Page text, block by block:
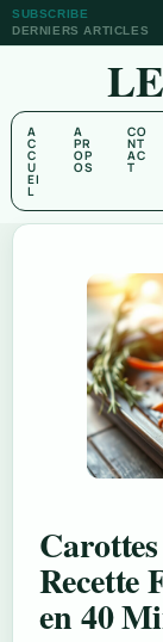
SUBSCRIBE
DERNIERS ARTICLES
A
C
C
U
EI
L
A
PR
OP
OS
CO
NT
AC
T
Recette
en 40